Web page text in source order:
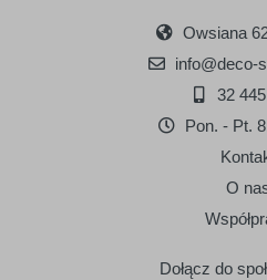
Owsiana
info@deco-
32
Pon. - Pt.
O
Dołącz do